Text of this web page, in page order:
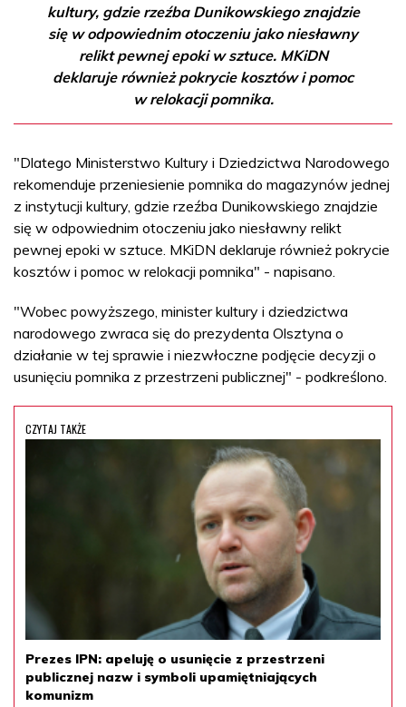
kultury, gdzie rzeźba Dunikowskiego znajdzie
się w odpowiednim otoczeniu jako niesławny
relikt pewnej epoki w sztuce. MKiDN
deklaruje również pokrycie kosztów i pomoc
w relokacji pomnika.
"Dlatego Ministerstwo Kultury i Dziedzictwa Narodowego
rekomenduje przeniesienie pomnika do magazynów jednej
z instytucji kultury, gdzie rzeźba Dunikowskiego znajdzie
się w odpowiednim otoczeniu jako niesławny relikt
pewnej epoki w sztuce. MKiDN deklaruje również pokrycie
kosztów i pomoc w relokacji pomnika" - napisano.
"Wobec powyższego, minister kultury i dziedzictwa
narodowego zwraca się do prezydenta Olsztyna o
działanie w tej sprawie i niezwłoczne podjęcie decyzji o
usunięciu pomnika z przestrzeni publicznej" - podkreślono.
CZYTAJ TAKŻE
Prezes IPN: apeluję o usunięcie z przestrzeni
publicznej nazw i symboli upamiętniających
komunizm